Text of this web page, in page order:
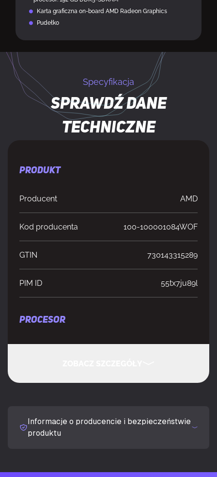
Karta graficzna on-board AMD Radeon Graphics
Pudełko
Specyfikacja
Sprawdź dane
techniczne
PRODUKT
Producent AMD
Kod producenta 100-100001084WOF
GTIN 730143315289
PIM ID 55tx7ju89l
PROCESOR
Model procesora 9800X3D
Typ procesora AMD Ryzen™ 7
Informacje o producencie i bezpieczeństwie
produktu